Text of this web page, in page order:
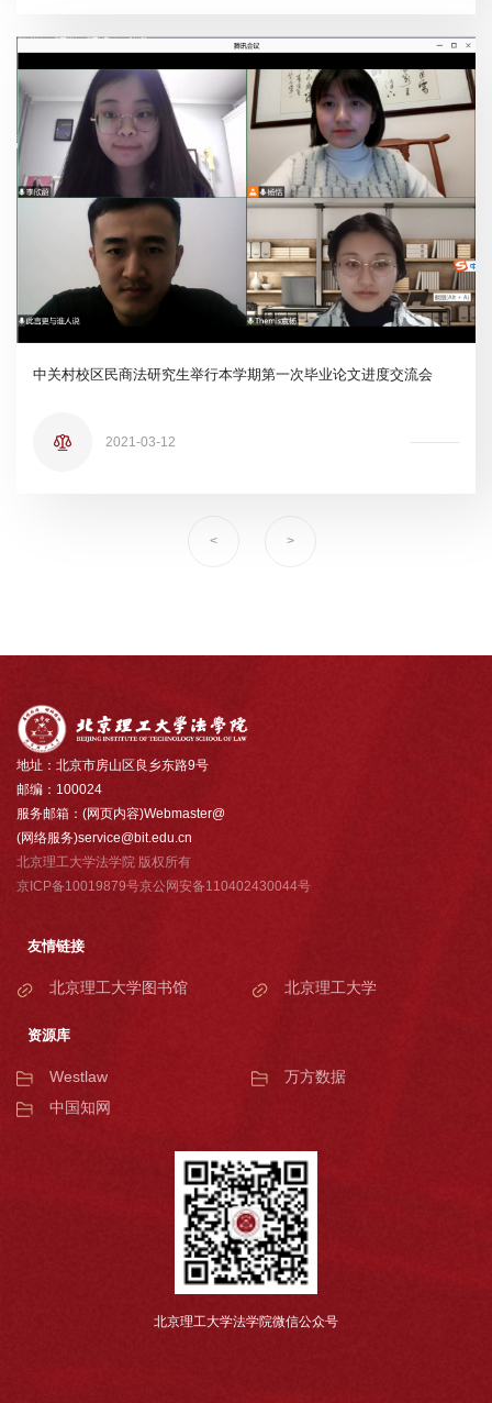
中关村校区民商法研究生举行本学期第一次毕业论文进度交流会
2021-03-12
< >
地址：北京市房山区良乡东路9号
邮编：100024
服务邮箱：(网页内容)Webmaster@
(网络服务)service@bit.edu.cn
北京理工大学法学院 版权所有
京ICP备10019879号京公网安备110402430044号
友情链接
北京理工大学图书馆 北京理工大学
资源库
Westlaw
万方数据
中国知网
北京理工大学法学院微信公众号